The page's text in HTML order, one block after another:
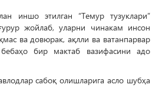
иншо этилган “Темур ту­зуклари”
жойлаб, уларни чинакам инсон
ва довюрак, ақлли ва ватанпарвар
бир мактаб вазифасини адо
сабоқ олишларига асло шубҳа